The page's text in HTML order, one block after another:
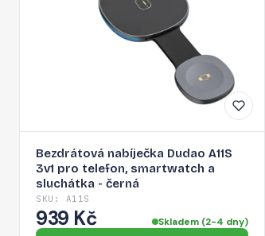
Bezdrátová nabíječka Dudao A11S
3v1 pro telefon, smartwatch a
sluchátka - černá
SKU: A11S
939 Kč Skladem (2-4 dny)